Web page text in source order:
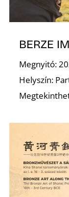
BERZE
Megnyitó:
Helyszín: